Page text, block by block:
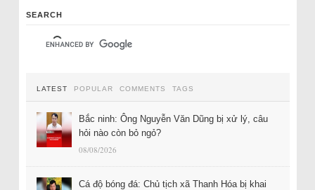
SEARCH
LATEST POPULAR COMMENTS TAGS
Bắc ninh: Ông Nguyễn Văn Dũng bị xử lý, câu
hỏi nào còn bỏ ngỏ?
08/08/2026
Cá độ bóng đá: Chủ tịch xã Thanh Hóa bị khai